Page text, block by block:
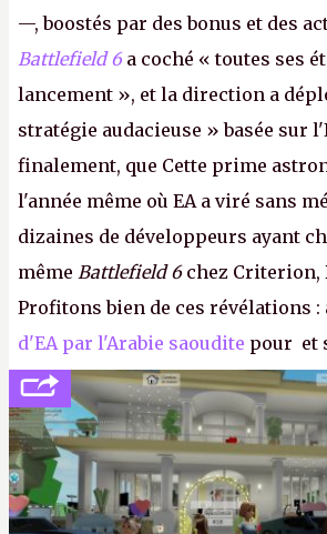
—, boostés par des bonus et des
Battlefield 6 a coché « toutes ses
lancement », et la direction a
stratégie audacieuse » basée sur
finalement, que Cette prime
l'année même où EA a viré sans
dizaines de développeurs ayant
même Battlefield 6chez Criterion,
Profitons bien de ces révélations :
d'EA par l'Arabie saoudite pour et
société privée, l'éditeur n'aura
l'obligation de publier ses bilans.
victoire pour la transparence.P.